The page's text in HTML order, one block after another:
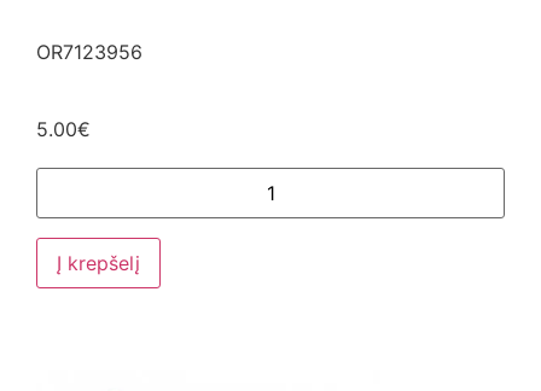
OR7123956
5.00€
Į krepšelį